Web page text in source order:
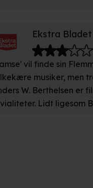
på vores
kan blive delt
i både vores
Ekstra Bladet
vil finde sin
musiker, men
W. Berthelsen er
Lidt ligesom